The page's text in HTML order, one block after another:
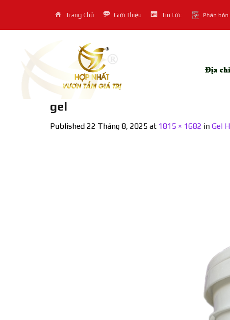
content
Trang Chủ Giới Thiệu Tin tức Phân bón
gel
Published 22 Tháng 8, 2025 at 1815 × 1682 in Gel